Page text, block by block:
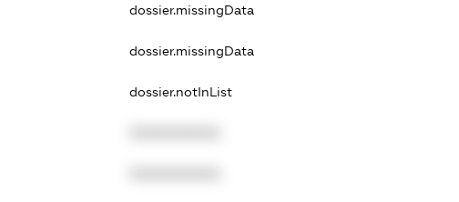
dossier.missingData
dossier.missingData
dossier.notInList